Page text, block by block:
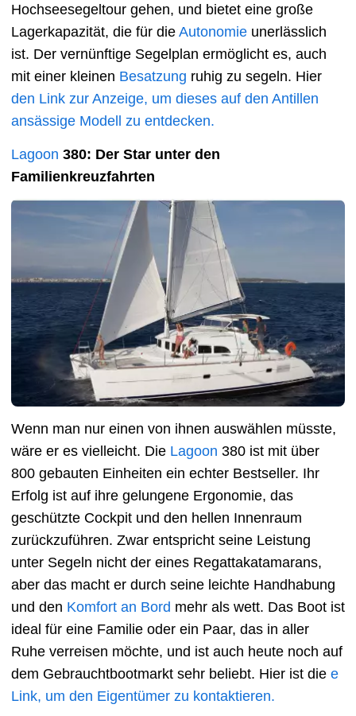
Hochseesegeltour gehen, und bietet eine große
Lagerkapazität, die für die Autonomie unerlässlich
ist. Der vernünftige Segelplan ermöglicht es, auch
mit einer kleinen Besatzung ruhig zu segeln. Hier
den Link zur Anzeige, um dieses auf den Antillen
ansässige Modell zu entdecken.
Lagoon 380: Der Star unter den
Familienkreuzfahrten
Wenn man nur einen von ihnen auswählen müsste,
wäre er es vielleicht. Die Lagoon 380 ist mit über
800 gebauten Einheiten ein echter Bestseller. Ihr
Erfolg ist auf ihre gelungene Ergonomie, das
geschützte Cockpit und den hellen Innenraum
zurückzuführen. Zwar entspricht seine Leistung
unter Segeln nicht der eines Regattakatamarans,
aber das macht er durch seine leichte Handhabung
und den Komfort an Bord mehr als wett. Das Boot ist
ideal für eine Familie oder ein Paar, das in aller
Ruhe verreisen möchte, und ist auch heute noch auf
dem Gebrauchtbootmarkt sehr beliebt. Hier ist die e
Link, um den Eigentümer zu kontaktieren.